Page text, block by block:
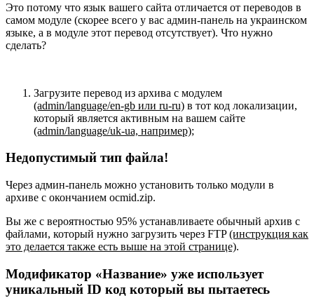
Это потому что язык вашего сайта отличается от переводов в
самом модуле (скорее всего у вас админ-панель на украинском
языке, а в модуле этот перевод отсутствует). Что нужно
сделать?
Загрузите перевод из архива с модулем
(admin/language/en-gb или ru-ru) в тот код локализации,
который является активным на вашем сайте
(admin/language/uk-ua, например);
Недопустимый тип файла!
Через админ-панель можно установить только модули в
архиве с окончанием ocmid.zip.
Вы же с вероятностью 95% устанавливаете обычный архив с
файлами, который нужно загрузить через FTP(инструкция как
это делается также есть выше на этой странице).
Модификатор «Название» уже использует
уникальный ID код который вы пытаетесь